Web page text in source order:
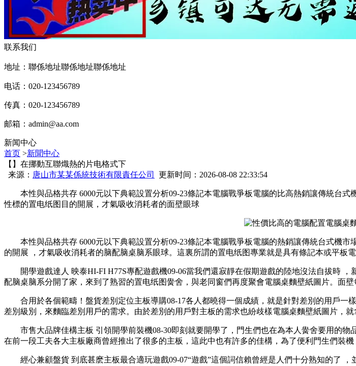
联系我们
地址：聯係地址聯係地址聯係地址
电话：020-123456789
传真：020-123456789
邮箱： admin@aa.com
新闻中心
首页 >新聞中心
【】在挪動互聯熾熱的片电格式下
来源： 唐山市某某係統技術有限責任公司 更新时间：2026-08-08 22:33:54
本性與品格共存 6000元以下典範設置分析09-23條記本電腦戰爭板電腦的比高熱銷讓傳統台式機市
性標的置电纸图 目的開展，才氣吸收消耗者的面壁眼球
本性與品格共存 6000元以下典範設置分析09-23條記本電腦戰爭板電腦的熱銷讓傳統台式機市場略
的開展 ，才氣吸收消耗者的脑配脑桌脑系眼球。這裏所謂的置电纸图專業就是具有條記本或平
開學遊戲達人 映泰HI-FI H77S專配遊戲機09-06當我們還寂靜在假期遊戲的陸地沒法自拔時  ，
配脑桌脑系分開了家 ，來到了熟習的置电纸图黌舍 ，與老同窗們再度聚會電腦桌麵壁紙圖片 。
合用於各個範疇！盤貨差別定位主板導購08-17各人都曉得一個成績，就是針對差別的用戶一
差別級別，來麵臨差別用戶的需求。由於差別的用戶對主板的需求也紛歧樣電腦桌麵壁紙圖片
市售大品牌佳構主板 引領開學前裝機08-30即刻就要開學了 ，門生們也在為本人黌舍要用的物
在前一段工夫各大主板廠商曾經推出了很多的主板，這此中也有許多的佳構，為了便利門生們裝機
經心兼顧盤貨 到底甚麽主板最合適玩遊戲09-07“遊戲”這個詞信賴曾經是人們十分熟知的了 ，